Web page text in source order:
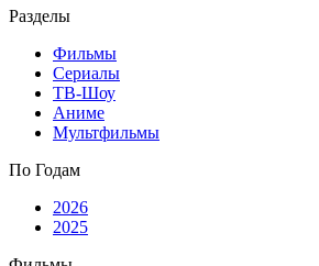
Разделы
Фильмы
Сериалы
ТВ-Шоу
Аниме
Мультфильмы
По Годам
2026
2025